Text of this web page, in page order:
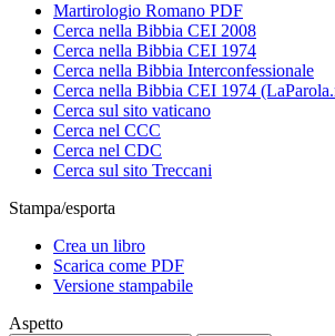
Martirologio Romano PDF
Cerca nella Bibbia CEI 2008
Cerca nella Bibbia CEI 1974
Cerca nella Bibbia Interconfessionale
Cerca nella Bibbia CEI 1974
Cerca sul sito vaticano
Cerca nel CCC
Cerca nel CDC
Cerca sul sito Treccani
Stampa/esporta
Crea un libro
Scarica come PDF
Versione stampabile
Aspetto